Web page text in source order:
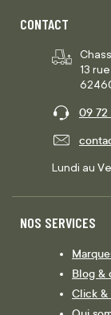
CONTACT
13
09 72
Lundi au
NOS SERVICES
Blog &
Click